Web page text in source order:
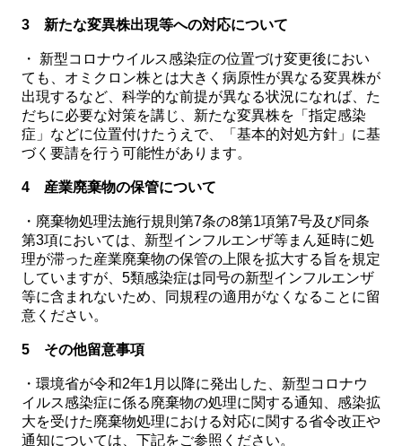
3 新たな変異株出現等への対応について
・ 新型コロナウイルス感染症の位置づけ変更後におい
ても、オミクロン株とは大きく病原性が異なる変異株が
出現するなど、科学的な前提が異なる状況になれば、た
だちに必要な対策を講じ、新たな変異株を「指定感染
症」などに位置付けたうえで、「基本的対処方針」に基
づく要請を行う可能性があります。
4 産業廃棄物の保管について
・廃棄物処理法施行規則第7条の8第1項第7号及び同条
第3項においては、新型インフルエンザ等まん延時に処
理が滞った産業廃棄物の保管の上限を拡大する旨を規定
していますが、5類感染症は同号の新型インフルエンザ
等に含まれないため、同規程の適用がなくなることに留
意ください。
5 その他留意事項
・環境省が令和2年1月以降に発出した、新型コロナウ
イルス感染症に係る廃棄物の処理に関する通知、感染拡
大を受けた廃棄物処理における対応に関する省令改正や
通知については、下記をご参照ください。